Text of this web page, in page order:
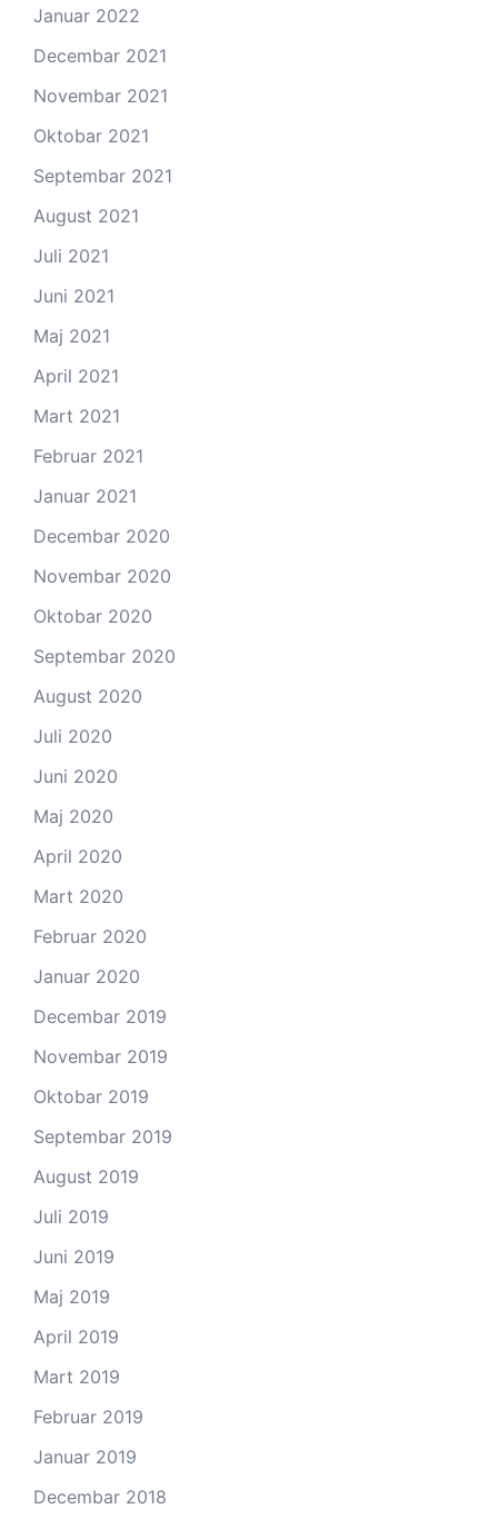
Januar 2022
Decembar 2021
Novembar 2021
Oktobar 2021
Septembar 2021
August 2021
Juli 2021
Juni 2021
Maj 2021
April 2021
Mart 2021
Februar 2021
Januar 2021
Decembar 2020
Novembar 2020
Oktobar 2020
Septembar 2020
August 2020
Juli 2020
Juni 2020
Maj 2020
April 2020
Mart 2020
Februar 2020
Januar 2020
Decembar 2019
Novembar 2019
Oktobar 2019
Septembar 2019
August 2019
Juli 2019
Juni 2019
Maj 2019
April 2019
Mart 2019
Februar 2019
Januar 2019
Decembar 2018